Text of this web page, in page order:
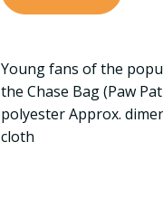
Young fans of the
the Chase Bag (Paw
polyester Approx.
cloth